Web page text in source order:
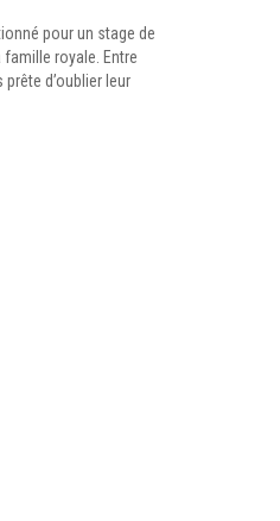
pour un stage de
royale. Entre
d’oublier leur